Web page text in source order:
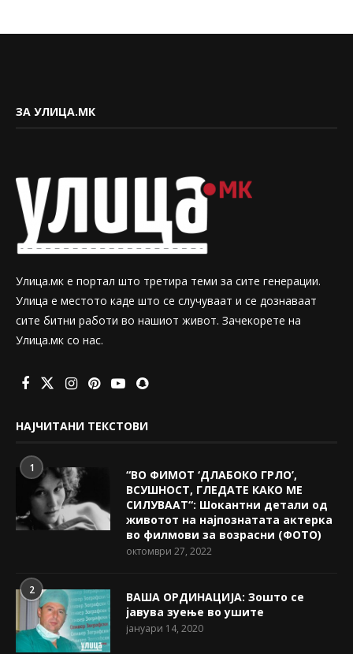
ЗА УЛИЦА.МК
Улица.мк е портал што третира теми за сите генерации.
Улица е местото каде што се случуваат и се дознаваат
сите битни работи во нашиот живот. Зачекорете на
Улица.мк со нас.
НАЈЧИТАНИ ТЕКСТОВИ
1
“ВО ФИМОТ ‘ДЛАБОКО ГРЛО’,
ВСУШНОСТ, ГЛЕДАТЕ КАКО МЕ
СИЛУВААТ“: Шокантни детали од
животот на најпознатата актерка
во филмови за возрасни (ФОТО)
октомври 27, 2022
2
ВАША ОРДИНАЦИЈА: Зошто се
јавува зуење во ушите
јануари 14, 2020